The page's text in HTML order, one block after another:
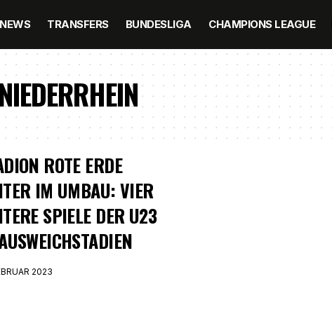
TRANSFERS BUNDESLIGA CHAMPIONS LEAGUE
ROTE ERDE
IM UMBAU: VIER
SPIELE DER U23
2023